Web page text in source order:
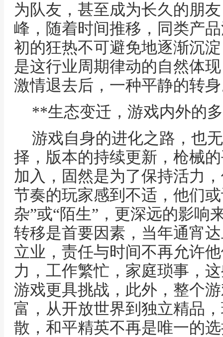
为队友，甚至成为长久的朋
峰，随着时间推移，同类产
初的狂热不可避免地逐渐沉
是这行业周期律动的自然体
激情退去后，一种平静的转
**生态变迁，游戏内外的
游戏自身的进化之路，也
择，版本的持续更新，枪械
加入，固然是为了保持活力
节奏的玩家感到不适，他们
杂”或“陌生”，更深远的影响
转移是首要因素，当年通宵
立业，责任与时间不再允许
力，工作繁忙，家庭琐事，
游戏更具挑战，此外，整个
富，从开放世界到独立精品
散，和平精英不再是唯一的